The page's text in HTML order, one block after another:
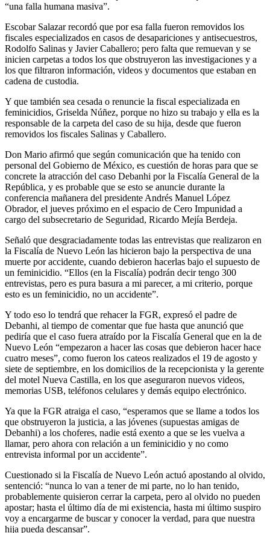
“una falla humana masiva”.
Escobar Salazar recordó que por esa falla fueron removidos los
fiscales especializados en casos de desapariciones y antisecuestros,
Rodolfo Salinas y Javier Caballero; pero falta que remuevan y se
inicien carpetas a todos los que obstruyeron las investigaciones y a
los que filtraron información, videos y documentos que estaban en
cadena de custodia.
Y que también sea cesada o renuncie la fiscal especializada en
feminicidios, Griselda Núñez, porque no hizo su trabajo y ella es la
responsable de la carpeta del caso de su hija, desde que fueron
removidos los fiscales Salinas y Caballero.
Don Mario afirmó que según comunicación que ha tenido con
personal del Gobierno de México, es cuestión de horas para que se
concrete la atracción del caso Debanhi por la Fiscalía General de la
República, y es probable que se esto se anuncie durante la
conferencia mañanera del presidente Andrés Manuel López
Obrador, el jueves próximo en el espacio de Cero Impunidad a
cargo del subsecretario de Seguridad, Ricardo Mejía Berdeja.
Señaló que desgraciadamente todas las entrevistas que realizaron en
la Fiscalía de Nuevo León las hicieron bajo la perspectiva de una
muerte por accidente, cuando debieron hacerlas bajo el supuesto de
un feminicidio. “Ellos (en la Fiscalía) podrán decir tengo 300
entrevistas, pero es pura basura a mi parecer, a mi criterio, porque
esto es un feminicidio, no un accidente”.
Y todo eso lo tendrá que rehacer la FGR, expresó el padre de
Debanhi, al tiempo de comentar que fue hasta que anunció que
pediría que el caso fuera atraído por la Fiscalía General que en la de
Nuevo León “empezaron a hacer las cosas que debieron hacer hace
cuatro meses”, como fueron los cateos realizados el 19 de agosto y
siete de septiembre, en los domicilios de la recepcionista y la gerente
del motel Nueva Castilla, en los que aseguraron nuevos videos,
memorias USB, teléfonos celulares y demás equipo electrónico.
Ya que la FGR atraiga el caso, “esperamos que se llame a todos los
que obstruyeron la justicia, a las jóvenes (supuestas amigas de
Debanhi) a los choferes, nadie está exento a que se les vuelva a
llamar, pero ahora con relación a un feminicidio y no como
entrevista informal por un accidente”.
Cuestionado si la Fiscalía de Nuevo León actuó apostando al olvido,
sentenció: “nunca lo van a tener de mi parte, no lo han tenido,
probablemente quisieron cerrar la carpeta, pero al olvido no pueden
apostar; hasta el último día de mi existencia, hasta mi último suspiro
voy a encargarme de buscar y conocer la verdad, para que nuestra
hija pueda descansar”.